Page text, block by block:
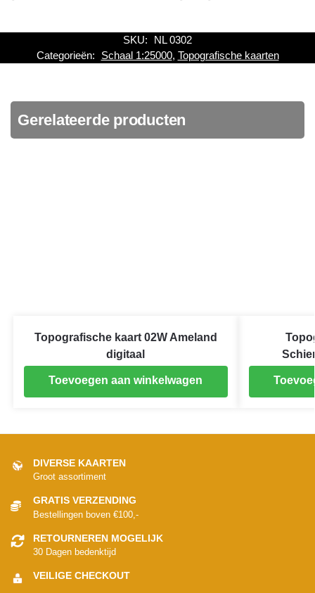
SKU:
NL 0302
Categorieën:
Schaal 1:25000, Topografische kaarten
Gerelateerde producten
Topografische kaart 02W Ameland
digitaal
Toevoegen aan winkelwagen
DIVERSE KAARTEN
Groot assortiment
GRATIS VERZENDING
Bestellingen boven €100,-
RETOURNEREN MOGELIJK
30 Dagen bedenktijd
VEILIGE CHECKOUT